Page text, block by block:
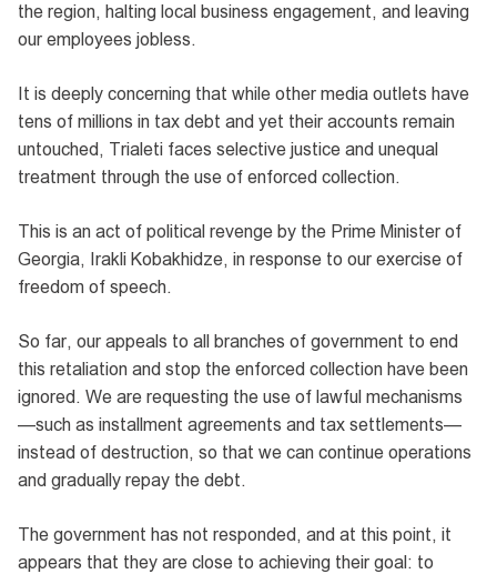
the region, halting local business engagement, and leaving
our employees jobless.
It is deeply concerning that while other media outlets have
tens of millions in tax debt and yet their accounts remain
untouched, Trialeti faces selective justice and unequal
treatment through the use of enforced collection.
This is an act of political revenge by the Prime Minister of
Georgia, Irakli Kobakhidze, in response to our exercise of
freedom of speech.
So far, our appeals to all branches of government to end
this retaliation and stop the enforced collection have been
ignored. We are requesting the use of lawful mechanisms
—such as installment agreements and tax settlements—
instead of destruction, so that we can continue operations
and gradually repay the debt.
The government has not responded, and at this point, it
appears that they are close to achieving their goal: to